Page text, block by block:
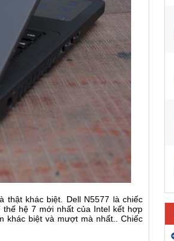
thật khác biệt. Dell N5577 là chiếc
hệ 7 mới nhất của Intel kết hợp
khác biệt và mượt mà nhất.. Chiếc